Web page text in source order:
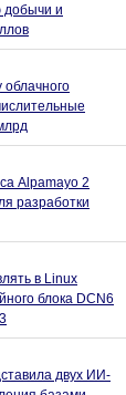
добычи и
облачного
Alpamayo 2
разработки
в Linux
блока DCN6
двух ИИ-